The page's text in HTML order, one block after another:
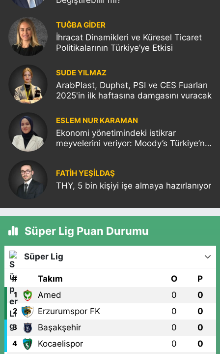
TUĞBA GİDER
İhracat Dinamikleri ve Küresel Ticaret
Politikalarının Türkiye’ye Etkisi
SUDE YILMAZ
ArabPlast, Duphat, PSI ve CES Fuarları
2025'in ilk haftasına damgasını vuracak
ESLEM NUR KARAMAN
Ekonomi yönetimindeki istikrar
meyvelerini veriyor: Moody’s Türkiye’nin
FATIH YEŞİLDAŞ
THY, 5 bin kişiyi işe almaya hazırlanıyor
Süper Lig Puan Durumu
Süper Lig
# Takım O P
1 Amed 0 0
2 Erzurumspor FK 0 0
3 Başakşehir 0 0
4 Kocaelispor 0 0